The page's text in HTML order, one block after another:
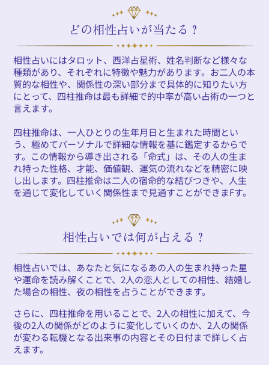
どの相性占いが当たる？
相性占いにはタロット、西洋占星術、姓名判断など様々な
種類があり、それぞれに特徴や魅力があります。お二人の本
質的な相性や、関係性の深い部分まで具体的に知りたい方
にとって、四柱推命は最も詳細で的中率が高い占術の一つと
言えます。
四柱推命は、一人ひとりの生年月日と生まれた時間とい
う、極めてパーソナルで詳細な情報を基に鑑定するからで
す。この情報から導き出される「命式」は、その人の生ま
れ持った性格、才能、価値観、運気の流れなどを精密に映
し出します。四柱推命は二人の宿命的な結びつきや、人生
を通じて変化していく関係性まで見通すことができまFす。
相性占いでは何が占える？
相性占いでは、あなたと気になるあの人の生まれ持った星
や運命を読み解くことで、2人の恋人としての相性、結婚し
た場合の相性、夜の相性を占うことができます。
さらに、四柱推命を用いることで、2人の相性に加えて、今
後の2人の関係がどのように変化していくのか、2人の関係
が変わる転機となる出来事の内容とその日付まで詳しく占
えます。